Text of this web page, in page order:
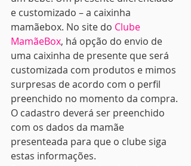
e customizado – a caixinha
mamãebox. No site do Clube
MamãeBox, há opção do envio de
uma caixinha de presente que será
customizada com produtos e mimos
surpresas de acordo com o perfil
preenchido no momento da compra.
O cadastro deverá ser preenchido
com os dados da mamãe
presenteada para que o clube siga
estas informações.